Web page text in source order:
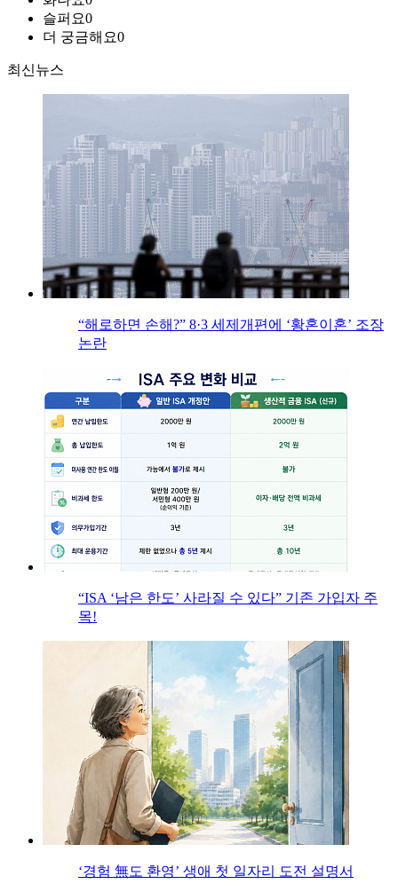
슬퍼요0
더 궁금해요0
최신뉴스
“해로하면 손해?” 8·3 세제개편에 ‘황혼이혼’ 조장
논란
“ISA ‘남은 한도’ 사라질 수 있다” 기존 가입자 주
목!
‘경험 無도 환영’ 생애 첫 일자리 도전 설명서